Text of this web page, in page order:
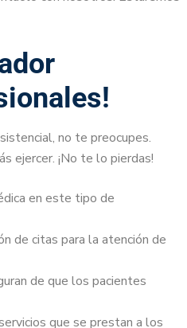
no te preocupes.
ejercer. ¡No te lo pierdas!
en este tipo de
de citas para la atención de
de que los pacientes
que se prestan a los